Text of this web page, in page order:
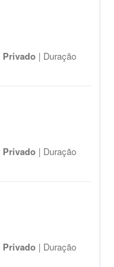
Privado | Duração
Privado | Duração
Privado | Duração